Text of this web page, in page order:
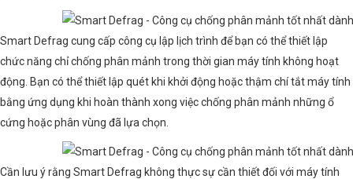
Smart Defrag cung cấp công cụ lập lịch trình để bạn có thể thiết lập
chức năng chỉ chống phân mảnh trong thời gian máy tính không hoạt
động. Bạn có thể thiết lập quét khi khởi động hoặc thậm chí tắt máy tính
bằng ứng dụng khi hoàn thành xong việc chống phân mảnh những ổ
cứng hoặc phân vùng đã lựa chọn.
Cần lưu ý rằng Smart Defrag không thực sự cần thiết đối với máy tính